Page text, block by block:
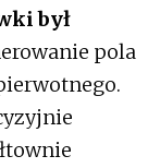
był
pola